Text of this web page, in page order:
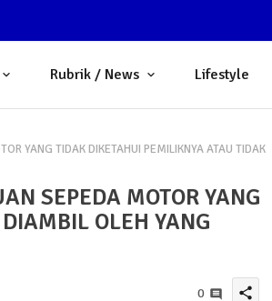
Rubrik / News Lifestyle
YANG TIDAK DIKETAHUI PEMILIKNYA ATAU TIDAK
SEPEDA MOTOR YANG
OLEH YANG
0 share